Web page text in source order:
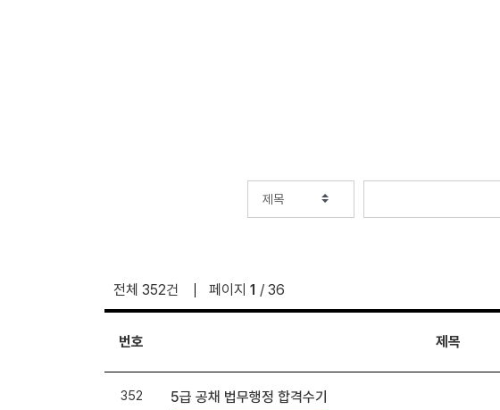
전체 352건 페이지 1 / 36
번호 제목
352 5급 공채 법무행정 합격수기